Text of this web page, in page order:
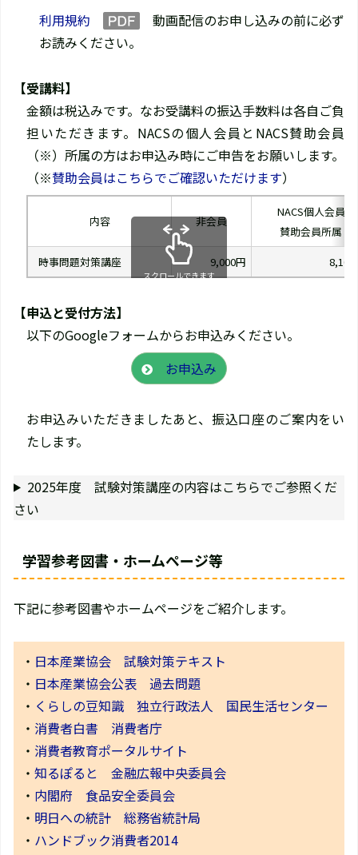
利用規約
動画配信のお申し込みの前に必ず
お読みください。
【受講料】
金額は税込みです。なお受講料の振込手数料は各自ご負
担いただきます。NACSの個人会員とNACS賛助会員
（※）所属の方はお申込み時にご申告をお願いします。
（※賛助会員はこちらでご確認いただけます）
内容 非会員
NACS個人会員
賛助会員所属
時事問題対策講座
9,000円 8,100
スクロールできます
【申込と受付方法】
以下のGoogleフォームからお申込みください。
お申込み
お申込みいただきましたあと、振込口座のご案内をい
たします。
2025年度 試験対策講座の内容はこちらでご参照くだ
さい
学習参考図書・ホームページ等
下記に参考図書やホームページをご紹介します。
・ 日本産業協会 試験対策テキスト
・ 日本産業協会公表 過去問題
・ くらしの豆知識 独立行政法人 国民生活センター
・ 消費者白書 消費者庁
・ 消費者教育ポータルサイト
・ 知るぽると 金融広報中央委員会
・ 内閣府 食品安全委員会
・ 明日への統計 総務省統計局
・ ハンドブック消費者2014